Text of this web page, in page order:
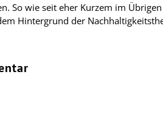
So wie seit eher Kurzem im
Hintergrund der